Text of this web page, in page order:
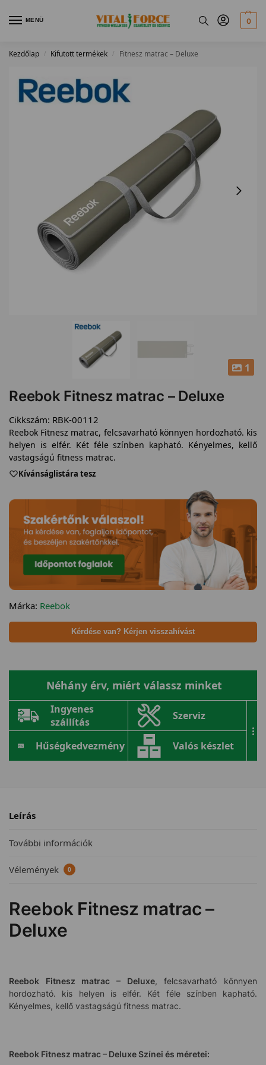
MENÜ 0
Kezdőlap / Kifutott termékek / Fitnesz matrac – Deluxe
1
Reebok Fitnesz matrac – Deluxe
Cikkszám: RBK-00112
Reebok Fitnesz matrac, felcsavarható könnyen hordozható. kis
helyen is elfér. Két féle színben kapható. Kényelmes, kellő
vastagságú fitness matrac.
Kívánságlistára tesz
Márka: Reebok
Kérdése van? Kérjen visszahívást
Néhány érv, miért válassz minket
Ingyenes
szállítás
Szerviz
Hűségkedvezmény Valós készlet
...
Leírás
További információk
Vélemények 0
Reebok Fitnesz matrac –
Deluxe
Reebok Fitnesz matrac – Deluxe, felcsavarható könnyen
hordozható. kis helyen is elfér. Két féle színben kapható.
Kényelmes, kellő vastagságú fitness matrac.
Reebok Fitnesz matrac – DeluxeSzínei és méretei: